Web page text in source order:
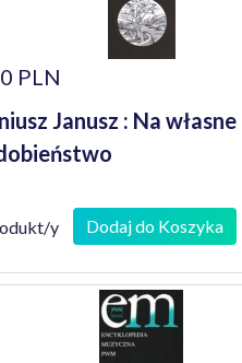
PLN
Janusz : Na własne
y Dodaj do Koszyka